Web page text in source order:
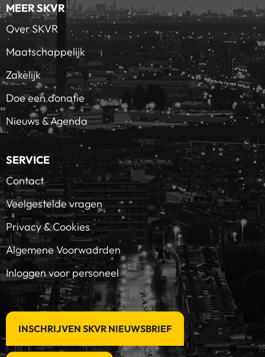
MEER SKVR
Over SKVR
Maatschappelijk
Zakelijk
Doe een donatie
Nieuws & Agenda
SERVICE
Contact
Veelgestelde vragen
Privacy & Cookies
Algemene Voorwaarden
Inloggen voor personeel
INSCHRIJVEN SKVR NIEUWSBRIEF